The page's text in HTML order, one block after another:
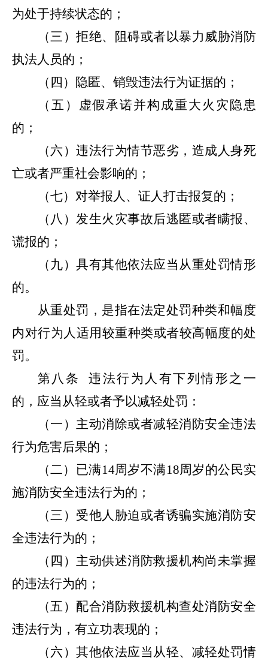
为处于持续状态的；
（三）拒绝、阻碍或者以暴力威胁消防
执法人员的；
（四）隐匿、销毁违法行为证据的；
（五）虚假承诺并构成重大火灾隐患
的；
（六）违法行为情节恶劣，造成人身死
亡或者严重社会影响的；
（七）对举报人、证人打击报复的；
（八）发生火灾事故后逃匿或者瞒报、
谎报的；
（九）具有其他依法应当从重处罚情形
的。
从重处罚，是指在法定处罚种类和幅度
内对行为人适用较重种类或者较高幅度的处
罚。
第八条
违法行为人有下列情形之一
的，应当从轻或者予以减轻处罚：
（一）主动消除或者减轻消防安全违法
行为危害后果的；
（二）已满14周岁不满18周岁的公民实
施消防安全违法行为的；
（三）受他人胁迫或者诱骗实施消防安
全违法行为的；
（四）主动供述消防救援机构尚未掌握
的违法行为的；
（五）配合消防救援机构查处消防安全
违法行为，有立功表现的；
（六）其他依法应当从轻、减轻处罚情